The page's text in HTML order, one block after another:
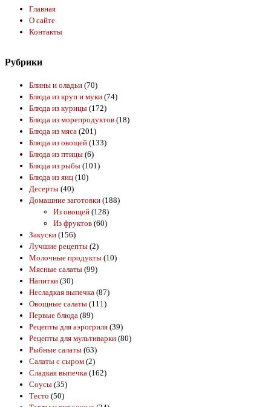
Главная
О сайте
Контакты
Рубрики
Блины и оладьи (70)
Блюда из круп и муки (74)
Блюда из курицы (172)
Блюда из морепродуктов (18)
Блюда из мяса (201)
Блюда из овощей (133)
Блюда из птицы (6)
Блюда из рыбы (101)
Блюда из яиц (10)
Десерты (40)
Домашние заготовки (188)
Из овощей (128)
Из фруктов (60)
Закуски (156)
Лучшие рецепты (2)
Молочные продукты (10)
Мясные салаты (99)
Напитки (30)
Несладкая выпечка (87)
Овощные салаты (111)
Первые блюда (89)
Рецепты для аэрогриля (39)
Рецепты для мультиварки (80)
Рыбные салаты (63)
Салаты с сыром (2)
Сладкая выпечка (162)
Соусы (35)
Тесто (50)